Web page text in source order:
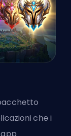
che i